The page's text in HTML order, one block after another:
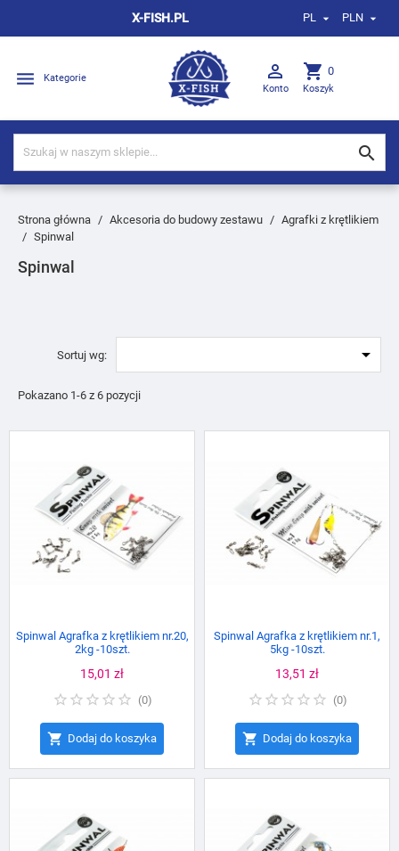
X-FISH.PL PL  PLN 
 Kategorie 
Konto
shopping_cart 0
Koszyk

Strona główna Akcesoria do budowy zestawu
Agrafki z krętlikiem
Spinwal
Spinwal
Sortuj wg: 
Pokazano 1-6 z 6 pozycji
Spinwal Agrafka z krętlikiem nr.20,
2kg -10szt.
Cena
15,01 zł
(0)
 Dodaj do koszyka
Spinwal Agrafka z krętlikiem nr.1,
5kg -10szt.
Cena
13,51 zł
(0)
 Dodaj do koszyka